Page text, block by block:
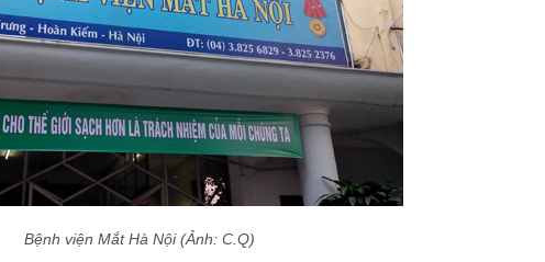
Bệnh viện Mắt Hà Nội (Ảnh: C.Q)